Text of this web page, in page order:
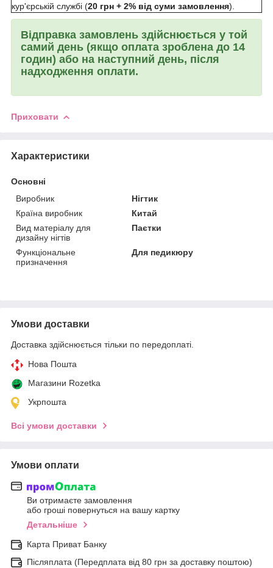
кур'єрській службі (20 грн + 2% від суми замовлення).
Відправка замовлень здійснюється у той
самий день (якщо оплата зроблена до 14
годин) або на наступний день, після
надходження оплати.
Приховати
Характеристики
Основні
Виробник
Нігтик
Країна виробник
Китай
Вид матеріалу для
дизайну нігтів
Паєтки
Функціональне
призначення
Для педикюру
Умови доставки
Доставка здійснюється тільки по передоплаті.
Нова Пошта
Магазини Rozetka
Укрпошта
Всі умови доставки
Умови оплати
Ви отримаєте замовлення
або гроші повернуться на вашу картку
Детальніше
Карта Приват Банку
Післяплата (Передплата від 80 грн за доставку поштою)